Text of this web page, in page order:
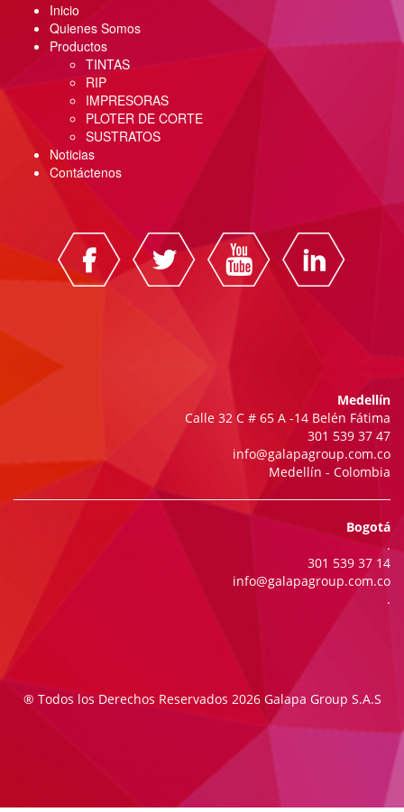
Inicio
Quienes Somos
Productos
TINTAS
RIP
IMPRESORAS
PLOTER DE CORTE
SUSTRATOS
Noticias
Contáctenos
Medellín
Calle 32 C # 65 A -14 Belén Fátima
301 539 37 47
info@galapagroup.com.co
Medellín - Colombia
Bogotá
.
301 539 37 14
info@galapagroup.com.co
.
® Todos los Derechos Reservados 2026 Galapa Group S.A.S